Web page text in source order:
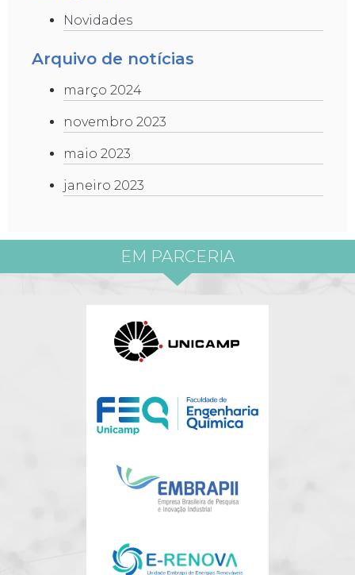
Novidades
Arquivo de notícias
março 2024
novembro 2023
maio 2023
janeiro 2023
EM PARCERIA